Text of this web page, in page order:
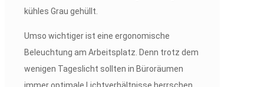
kühles Grau gehüllt.
Umso wichtiger ist eine ergonomische
Beleuchtung am Arbeitsplatz. Denn trotz dem
wenigen Tageslicht sollten in Büroräumen
immer optimale Lichtverhältnisse herrschen.